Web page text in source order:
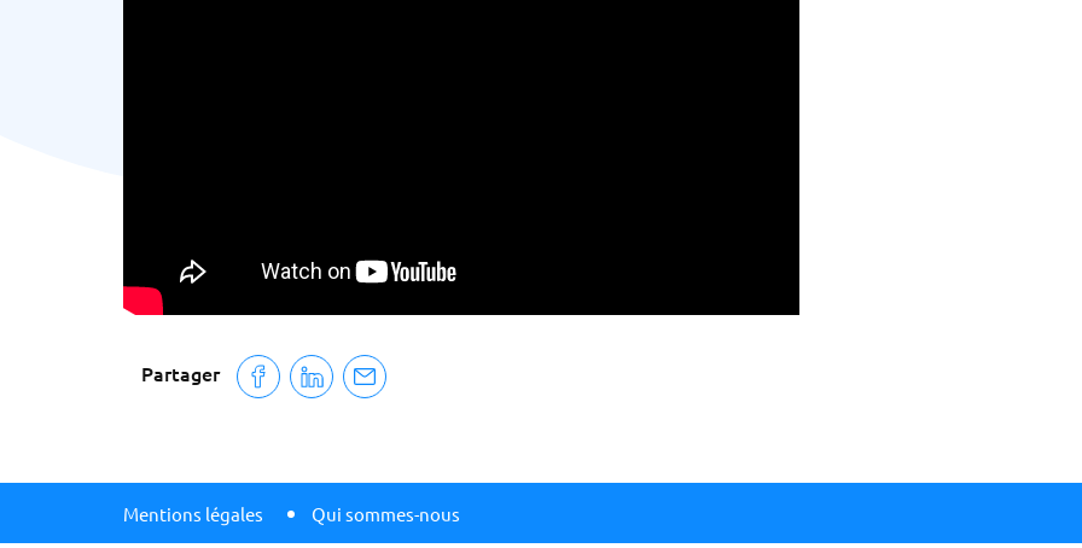
Partager
Mentions légales Qui sommes-nous